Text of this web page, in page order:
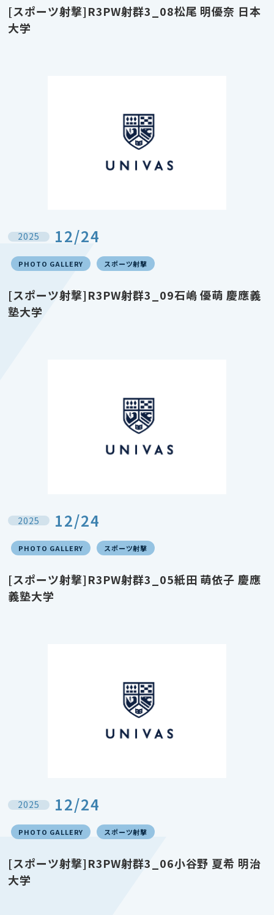
[スポーツ射撃]R3PW射群3_08松尾 明優奈 日本
大学
2025 12/24
PHOTO GALLERY スポーツ射撃
[スポーツ射撃]R3PW射群3_09石嶋 優萌 慶應義
塾大学
2025 12/24
PHOTO GALLERY スポーツ射撃
[スポーツ射撃]R3PW射群3_05紙田 萌依子 慶應
義塾大学
2025 12/24
PHOTO GALLERY スポーツ射撃
[スポーツ射撃]R3PW射群3_06小谷野 夏希 明治
大学